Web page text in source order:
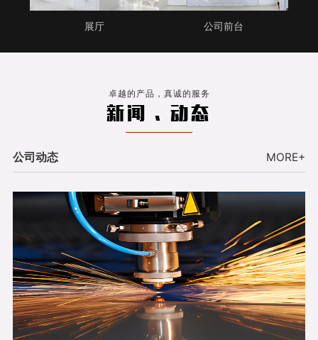
展厅 公司前台
卓越的产品，真诚的服务
新闻 . 动态
公司动态 MORE+